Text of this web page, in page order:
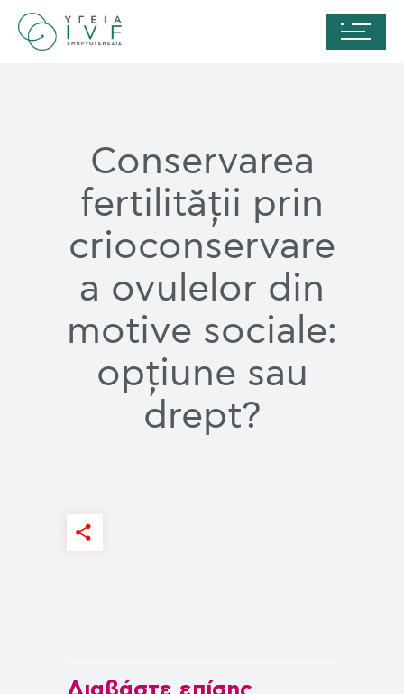
Conservarea
fertilității prin
crioconservare
a ovulelor din
motive sociale:
opțiune sau
drept?